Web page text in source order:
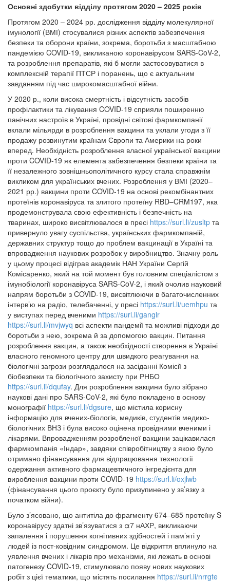
Основні здобутки відділу протягом 2020 – 2025 років
Протягом 2020 – 2024 рр. дослідження відділу молекулярної
імунології (ВМІ) стосувалися різних аспектів забезпечення
безпеки та оборони країни, зокрема, боротьби з масштабною
пандемією COVID-19, викликаною коронавірусом SARS-CoV-2,
та розроблення препаратів, які б могли застосовуватися в
комплексній терапії ПТСР і поранень, що є актуальним
завданням під час широкомасштабної війни.
У 2020 р., коли висока смертність і відсутність засобів
профілактики та лікування COVID-19 сприяли поширенню
панічних настроїв в Україні, провідні світові фармкомпанії
вклали мільярди в розроблення вакцини та уклали угоди з її
продажу розвинутим країнам Європи та Америки на роки
вперед. Необхідність розроблення власної української вакцини
проти COVID-19 як елемента забезпечення безпеки країни та
її незалежного зовнішньополітичного курсу стала справжнім
викликом для українських вчених. Розроблення у ВМІ (2020–
2021 рр.) вакцини проти COVID-19 на основі рекомбінантних
протеїнів коронавіруса та злитого протеїну RBD–CRM197, яка
продемонструвала свою ефективність і безпечність на
тваринах, широко висвітлювалося в пресі https://surl.li/zusltp та
привернуло увагу суспільства, українських фармкомпаній,
державних структур тощо до проблем вакцинації в Україні та
впровадження наукових розробок у виробництво. Значну роль
у цьому процесі відіграв академік НАН України Сергій
Комісаренко, який на той момент був головним спеціалістом з
імунобіології коронавіруса SARS-CoV-2, і який очолив науковий
напрям боротьби з COVID-19, висвітлюючи в багаточисленних
інтерв’ю на радіо, телебаченні, у пресі https://surl.li/uemhpu та
у виступах перед вченими https://surl.li/ganglr
https://surl.li/mvjwyq всі аспекти пандемії та можливі підходи до
боротьби з нею, зокрема й за допомогою вакцин. Питання
розроблення вакцин, а також необхідності створення в Україні
власного геномного центру для швидкого реагування на
біологічні загрози розглядалося на засіданні Комісії з
біобезпеки та біологічного захисту при РНБО
https://surl.li/dqufay. Для розроблення вакцини було зібрано
наукові дані про SARS-CoV-2, які було покладено в основу
монографії https://surl.li/dgsure, що містила корисну
інформацію для вчених-біологів, медиків, студентів медико-
біологічних ВНЗ і була високо оцінена провідними вченими і
лікарями. Впровадженням розробленої вакцини зацікавилася
фармкомпанія «Індар», завдяки співробітництву з якою було
отримано фінансування для відпрацювання технології
одержання активного фармацевтичного інгредієнта для
вироблення вакцини проти COVID-19 https://surl.li/oxjlwb
(фінансування цього проєкту було призупинено у зв’язку з
початком війни).
Було з’ясовано, що антитіла до фрагменту 674–685 протеїну S
коронавірусу здатні зв’язуватися з α7 нАХР, викликаючи
запалення і порушення когнітивних здібностей і пам’яті у
людей із пост-ковідним синдромом. Це відкриття вплинуло на
уявлення вчених і лікарів про механізми, які лежать в основі
патогенезу COVID-19, стимулювало появу нових наукових
робіт з цієї тематики, що містять посилання https://surl.li/nrrgte